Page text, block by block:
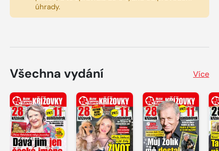
úhrady.
Všechna vydání Více